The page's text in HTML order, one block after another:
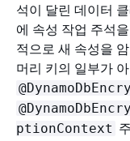
석이 달린 데이터
에 속성 작업 주석
적으로 새 속성을
머리 키의 일부가
ptionContext